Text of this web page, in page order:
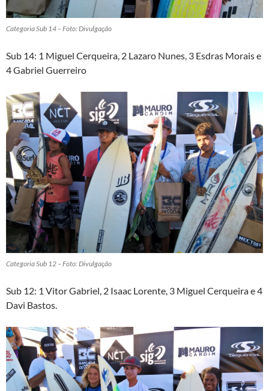
Categoria Sub 14 – Foto: Divulgação
Sub 14: 1 Miguel Cerqueira, 2 Lazaro Nunes, 3 Esdras Morais e
4 Gabriel Guerreiro
Categoria Sub 12 – Foto: Divulgação
Sub 12: 1 Vitor Gabriel, 2 Isaac Lorente, 3 Miguel Cerqueira e 4
Davi Bastos.